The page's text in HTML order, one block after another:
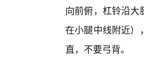
向前俯，杠铃沿
在小腿中线附近）
直，不要弓背。